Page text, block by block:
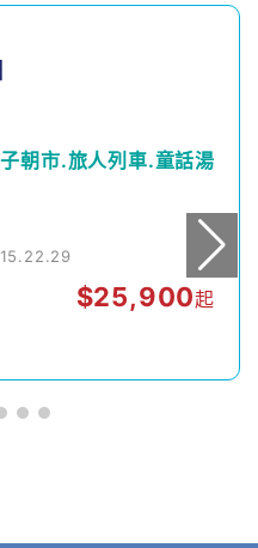
朝市.旅人列車.童話湯
12/18.15.22.29
$25,900起